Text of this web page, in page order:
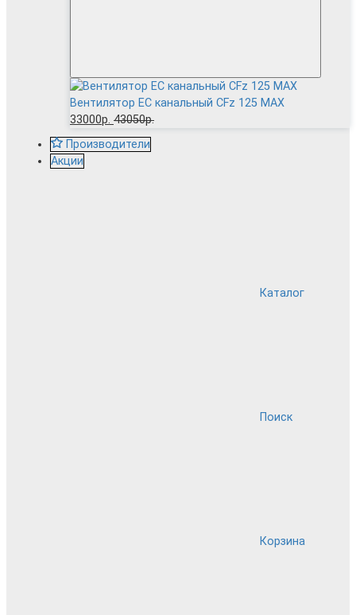
Вентилятор EC канальный CFz 125 MAX
33000р. 43050р.
Производители
Акции
Каталог
Поиск
Корзина